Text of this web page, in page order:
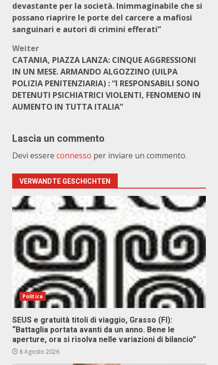
devastante per la società. Inimmaginabile che si
possano riaprire le porte del carcere a mafiosi
sanguinari e autori di crimini efferati”
Weiter
CATANIA, PIAZZA LANZA: CINQUE AGGRESSIONI
IN UN MESE. ARMANDO ALGOZZINO (UILPA
POLIZIA PENITENZIARIA) : “I RESPONSABILI SONO
DETENUTI PSICHIATRICI VIOLENTI, FENOMENO IN
AUMENTO IN TUTTA ITALIA”
Lascia un commento
Devi essere connesso per inviare un commento.
VERWANDTE GESCHICHTEN
Politica
SEUS e gratuità titoli di viaggio, Grasso (FI):
“Battaglia portata avanti da un anno. Bene le
aperture, ora si risolva nelle variazioni di bilancio”
8 Agosto 2026